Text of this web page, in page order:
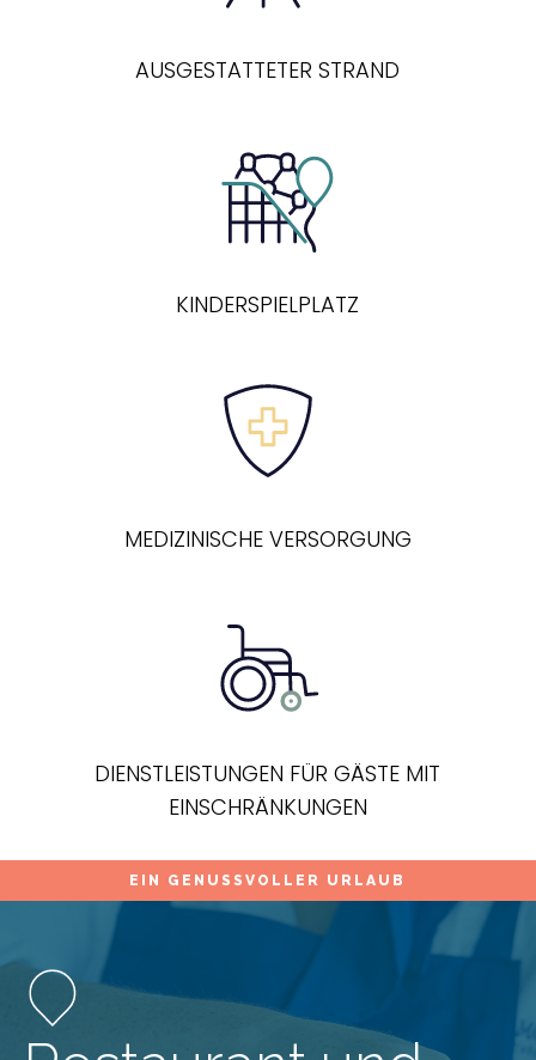
AUSGESTATTETER STRAND
KINDERSPIELPLATZ
MEDIZINISCHE VERSORGUNG
DIENSTLEISTUNGEN FÜR GÄSTE MIT
EINSCHRÄNKUNGEN
EIN GENUSSVOLLER URLAUB